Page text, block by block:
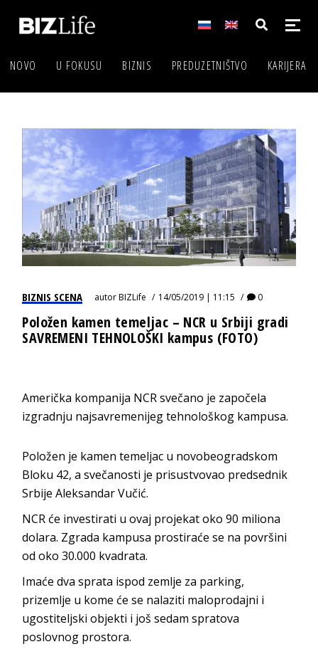
NOVO U FOKUSU BIZNIS PREDUZETNIŠTVO KARIJERA
BIZNIS SCENA autorBIZLife 14/05/2019 | 11:15 0
Položen kamen temeljac – NCR u Srbiji gradi
SAVREMENI TEHNOLOŠKI kampus (FOTO)
Američka kompanija NCR svečano je započela
izgradnju najsavremenijeg tehnološkog kampusa.
Položen je kamen temeljac u novobeogradskom
Bloku 42, a svečanosti je prisustvovao predsednik
Srbije Aleksandar Vučić.
NCR će investirati u ovaj projekat oko 90 miliona
dolara. Zgrada kampusa prostiraće se na površini
od oko 30.000 kvadrata.
Imaće dva sprata ispod zemlje za parking,
prizemlje u kome će se nalaziti maloprodajni i
ugostiteljski objekti i još sedam spratova
poslovnog prostora.